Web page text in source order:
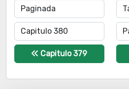
Capitulo 379